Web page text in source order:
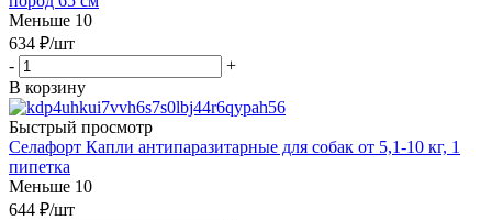
Меньше 10
634 ₽/шт
-
+
В корзину
Быстрый просмотр
Селафорт Капли антипаразитарные для собак от 5,1-10 кг, 1
пипетка
Меньше 10
644 ₽/шт